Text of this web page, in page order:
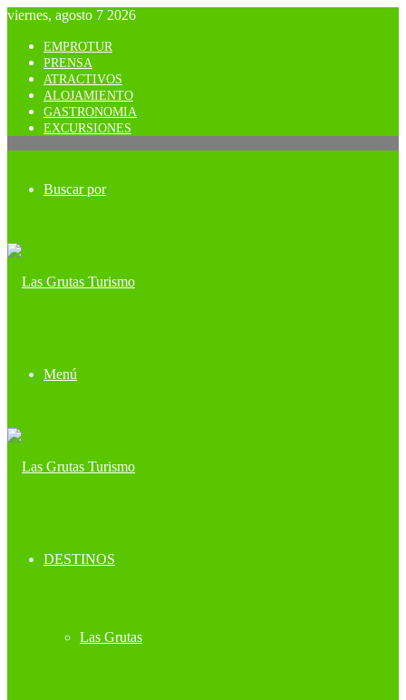
viernes, agosto 7 2026
EMPROTUR
PRENSA
ATRACTIVOS
ALOJAMIENTO
GASTRONOMIA
EXCURSIONES
Buscar por
Menú
DESTINOS
Las Grutas